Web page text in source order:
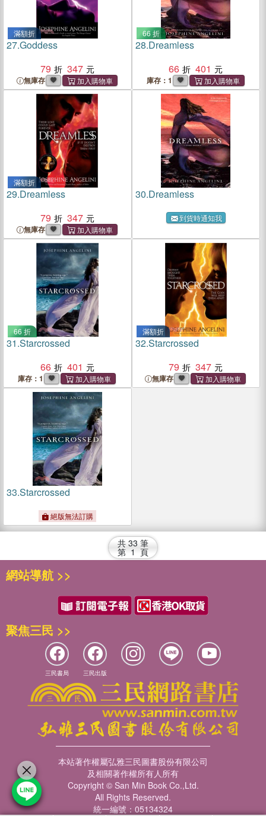
滿額折
27.Goddess
79
347
無庫存
66 折
28.Dreamless
66
401
庫存：1
滿額折
29.Dreamless
79
347
無庫存
30.Dreamless
到貨時通知我
66 折
31.Starcrossed
66
401
庫存：1
滿額折
32.Starcrossed
79
347
無庫存
33.Starcrossed
絕版無法訂購
共 33 筆
第 1 頁
網站導航 >>
聚焦三民 >>
三民書局 三民出版
本站著作權屬弘雅三民圖書股份有限公司
及相關著作權所有人所有
Copyright © San Min Book Co.,Ltd.
All Rights Reserved.
統一編號：05134324